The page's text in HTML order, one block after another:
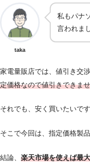
taka
私もパナ
言われま
家電量販店では、値引き交
定価格なので値引きできま
それでも、安く買いたいで
そこで今回は、指定価格製
結論、 楽天市場を使えば最